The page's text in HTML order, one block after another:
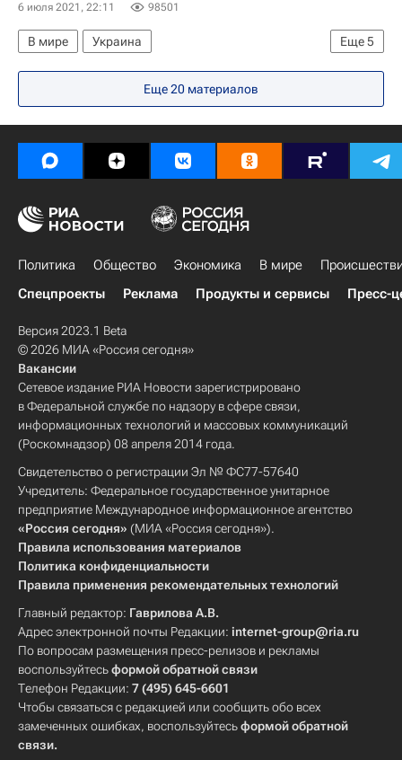
6 июля 2021, 22:11 98501
Еще5
В мире
Украина
Вооруженные силы Украины
Донецкая Народная Республика
Луганская Народная Республика
Россия
Алексей Арестович*
Еще 20 материалов
Политика Общество Экономика В мире
Спецпроекты
Реклама Продукты и сервисы Пресс-
Версия 2023.1 Beta
© 2026 МИА «Россия сегодня»
Вакансии
Сетевое издание РИА Новости зарегистрировано
в Федеральной службе по надзору в сфере связи,
информационных технологий и массовых коммуникаций
(Роскомнадзор) 08 апреля 2014 года.
Свидетельство о регистрации Эл № ФС77-57640
Учредитель: Федеральное государственное унитарное
предприятие Международное информационное агентство
«Россия сегодня» (МИА «Россия сегодня»).
Правила использования материалов
Политика конфиденциальности
Правила применения рекомендательных технологий
Главный редактор: Гаврилова А.В.
Адрес электронной почты Редакции: internet-group@ria.ru
По вопросам размещения пресс-релизов и рекламы
воспользуйтесьформой обратной связи
Телефон Редакции: 7 (495) 645-6601
Чтобы связаться с редакцией или сообщить обо всех
замеченных ошибках, воспользуйтесьформой обратной
связи.